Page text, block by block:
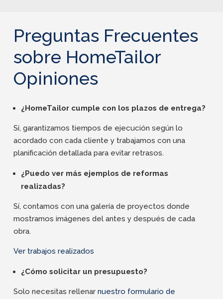
Preguntas Frecuentes
sobre HomeTailor
Opiniones
¿HomeTailor cumple con los plazos de entrega?
Sí, garantizamos tiempos de ejecución según lo
acordado con cada cliente y trabajamos con una
planificación detallada para evitar retrasos.
¿Puedo ver más ejemplos de reformas
realizadas?
Sí, contamos con una galería de proyectos donde
mostramos imágenes del antes y después de cada
obra.
Ver trabajos realizados
¿Cómo solicitar un presupuesto?
Solo necesitas rellenar nuestro formulario de